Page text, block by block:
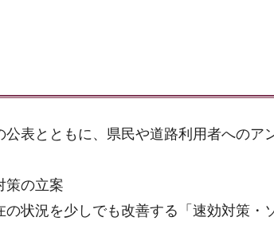
表とともに、県民や道路利用者へのア
策の立案
状況を少しでも改善する「速効対策・